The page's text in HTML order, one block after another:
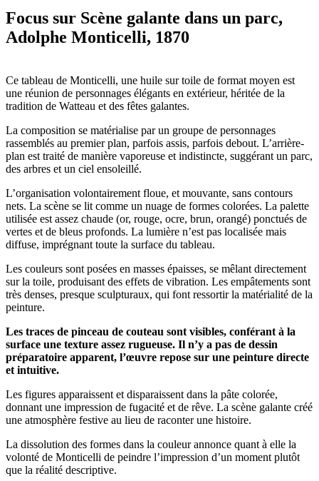
Focus sur Scène galante dans un parc,
Adolphe Monticelli, 1870
Ce tableau de Monticelli, une huile sur toile de format moyen est
une réunion de personnages élégants en extérieur, héritée de la
tradition de Watteau et des fêtes galantes.
La composition se matérialise par un groupe de personnages
rassemblés au premier plan, parfois assis, parfois debout. L’arrière-
plan est traité de manière vaporeuse et indistincte, suggérant un parc,
des arbres et un ciel ensoleillé.
L’organisation volontairement floue, et mouvante, sans contours
nets. La scène se lit comme un nuage de formes colorées. La palette
utilisée est assez chaude (or, rouge, ocre, brun, orangé) ponctués de
vertes et de bleus profonds. La lumière n’est pas localisée mais
diffuse, imprégnant toute la surface du tableau.
Les couleurs sont posées en masses épaisses, se mêlant directement
sur la toile, produisant des effets de vibration. Les empâtements sont
très denses, presque sculpturaux, qui font ressortir la matérialité de la
peinture.
Les traces de pinceau de couteau sont visibles, conférant à la
surface une texture assez rugueuse. Il n’y a pas de dessin
préparatoire apparent, l’œuvre repose sur une peinture directe
et intuitive.
Les figures apparaissent et disparaissent dans la pâte colorée,
donnant une impression de fugacité et de rêve. La scène galante créé
une atmosphère festive au lieu de raconter une histoire.
La dissolution des formes dans la couleur annonce quant à elle la
volonté de Monticelli de peindre l’impression d’un moment plutôt
que la réalité descriptive.